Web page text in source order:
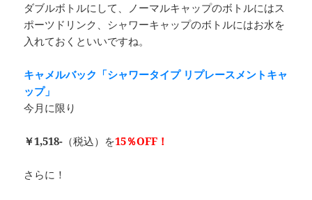
ダブルボトルにして、ノーマルキャップのボトルにはス
ポーツドリンク、シャワーキャップのボトルにはお水を
入れておくといいですね。
キャメルバック「シャワータイプ リプレースメントキャ
ップ」
今月に限り
￥1,518- （税込）を15％OFF！
さらに！